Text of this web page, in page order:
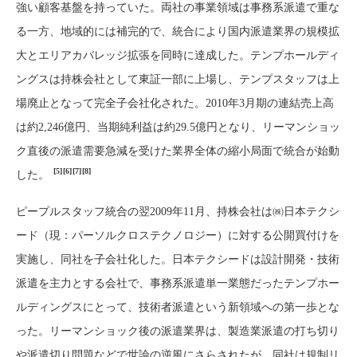
強い顧客基盤を持っていた。両社の事業領域は事務系派遣で重な
る一方、地域的には補完的で、統合により国内派遣業界の規模拡
大とエリアカバレッジ拡張を同時に達成した。テンプホールディ
ングスは持株会社として東証一部に上場し、テンプスタッフは上
場廃止となって完全子会社化された。2010年3月期の連結売上高
は約2,246億円、当期純利益は約29.5億円となり、リーマンショッ
ク直後の派遣需要急減を受けた業界全体の縮小局面で統合が始動
した。
[5][6][7][8]
ピープルスタッフ統合の翌2009年11月、持株会社は㈱日本テクシ
ード（現：パーソルクロステクノロジー）に対する公開買付けを
実施し、同社を子会社化した。日本テクシードは設計開発・技術
派遣を主力とする会社で、事務系派遣単一業態だったテンプホー
ルディングスにとって、技術者派遣という新領域への第一歩とな
った。リーマンショック後の派遣業界は、製造業派遣の打ち切り